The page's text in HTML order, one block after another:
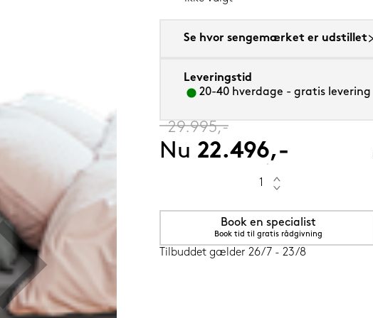
Se hvor sengemærket er udstillet
Leveringstid
20-40 hverdage - gratis levering
‎29.995,-
Nu 22.496,-
Book en specialist
Book tid til gratis rådgivning
Tilbuddet gælder 26/7 - 23/8